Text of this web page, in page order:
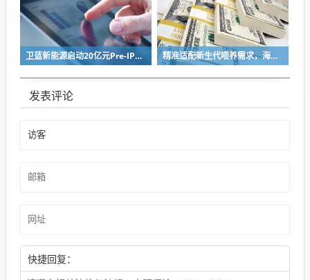
卫蓝新能源启动20亿元Pre-IPO轮融资 冲刺2027年创业板上市 精准适配新生代喂养需求，海普诺凯双新品解锁育儿新选择！
发表评论
快捷回复：